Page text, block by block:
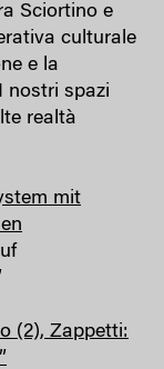
Sciortino e
culturale
e la
nostri spazi
realtà
mit
(2), Zappetti: